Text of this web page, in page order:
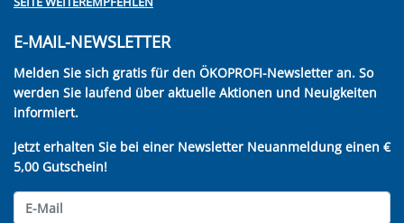
E-MAIL-NEWSLETTER
Melden Sie sich gratis für den ÖKOPROFI-Newsletter an. So
werden Sie laufend über aktuelle Aktionen und Neuigkeiten
informiert.
Jetzt erhalten Sie bei einer Newsletter Neuanmeldung einen €
5,00 Gutschein!